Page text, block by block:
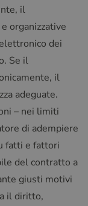
il
organizzative
dei
Se il
il
adeguate.
– nei limiti
di adempiere
fatti e fattori
del contratto a
giusti motivi
il diritto,